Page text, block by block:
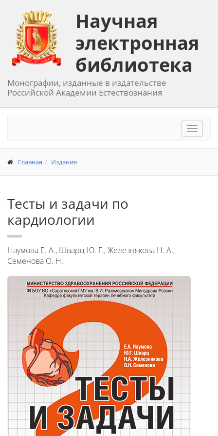
Научная
электронная
библиотека
Монографии, изданные в издательстве
Российской Академии Естествознания
Toggle
Главная Издания
Тесты и задачи по
кардиологии
Наумова Е. А., Шварц Ю. Г., Железнякова Н. А.,
Семенова О. Н.